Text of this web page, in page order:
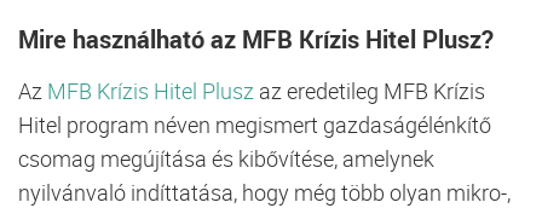
Mire használható az MFB Krízis Hitel Plusz?
Az MFB Krízis Hitel Plusz az eredetileg MFB Krízis
Hitel program néven megismert gazdaságélénkítő
csomag megújítása és kibővítése, amelynek
nyilvánvaló indíttatása, hogy még több olyan mikro-,